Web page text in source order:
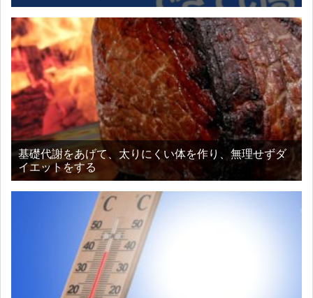
基礎代謝をあげて、太りにくい体を作り、無理せずダ
イエットをする